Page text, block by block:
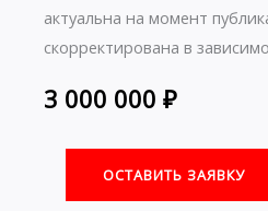
актуальна на момент
скорректирована в
3 000 000 ₽
ОСТАВИТЬ ЗАЯВКУ